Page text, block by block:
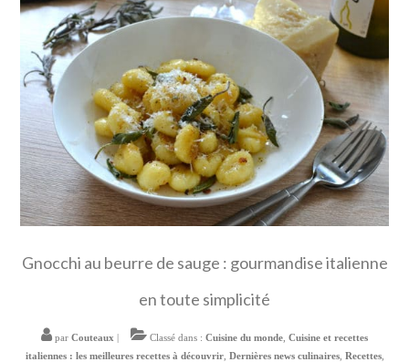
Gnocchi au beurre de sauge : gourmandise italienne
en toute simplicité
par Couteaux | Classé dans : Cuisine du monde Cuisine et recettes
italiennes : les meilleures recettes à découvrir, Dernières news culinaires, Recettes,